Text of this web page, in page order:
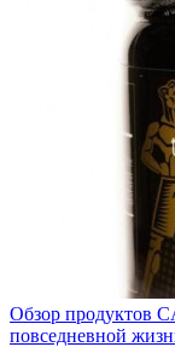
Обзор продуктов
повседневной